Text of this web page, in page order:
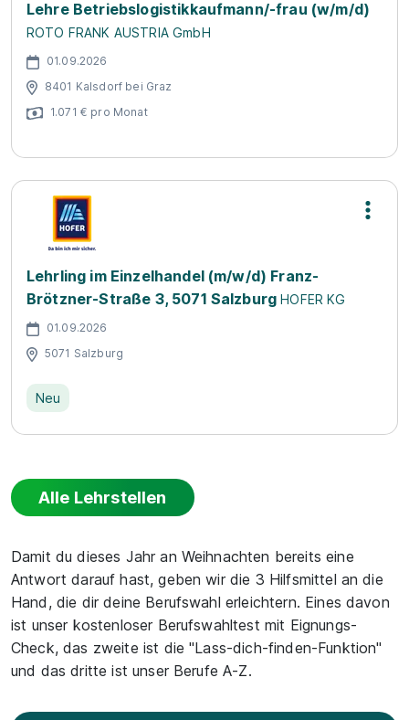
Lehre Betriebslogistikkaufmann/-frau (w/m/d)
ROTO FRANK AUSTRIA GmbH
01.09.2026
8401 Kalsdorf bei Graz
1.071 € pro Monat
Lehrling im Einzelhandel (m/w/d) Franz-
Brötzner-Straße 3, 5071 Salzburg HOFER KG
01.09.2026
5071 Salzburg
Neu
Alle Lehrstellen
Damit du dieses Jahr an Weihnachten bereits eine
Antwort darauf hast, geben wir die 3 Hilfsmittel an die
Hand, die dir deine Berufswahl erleichtern. Eines davon
ist unser kostenloser Berufswahltest mit Eignungs-
Check, das zweite ist die "Lass-dich-finden-Funktion"
und das dritte ist unser Berufe A-Z.